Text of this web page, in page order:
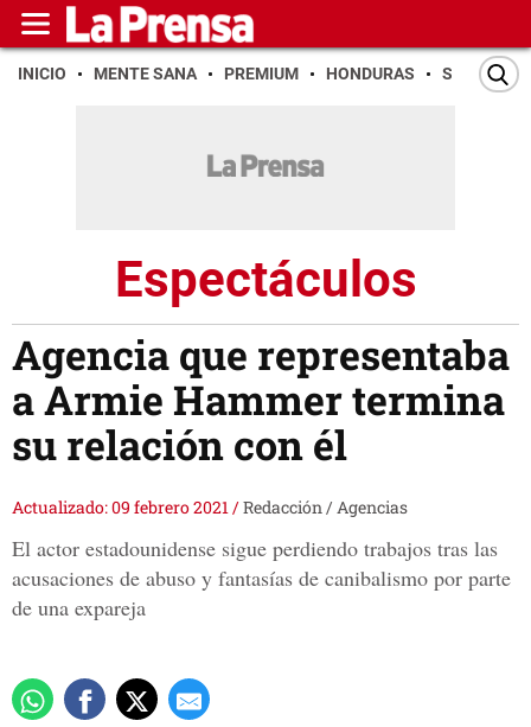
INICIO MENTE SANA PREMIUM HONDURAS SAN PEDRO
Espectáculos
Agencia que representaba
a Armie Hammer termina
su relación con él
Actualizado: 09 febrero 2021/Redacción / Agencias
El actor estadounidense sigue perdiendo trabajos tras las
acusaciones de abuso y fantasías de canibalismo por parte
de una expareja